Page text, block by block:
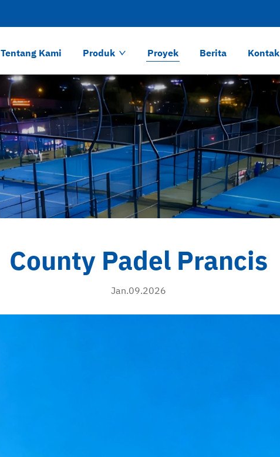
Tentang Kami Produk Proyek Berita Kontak
County Padel Prancis
Jan.09.2026